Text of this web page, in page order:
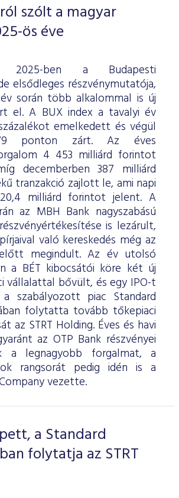
szólt a magyar
ös éve
2025-ben a Budapesti
elsődleges részvénymutatója,
során több alkalommal is új
el. A BUX index a tavalyi év
emelkedett és végül
ponton zárt. Az éves
4 453 milliárd forintot
decemberben 387 milliárd
tranzakció zajlott le, ami napi
milliárd forintot jelent. A
az MBH Bank nagyszabású
is lezárult,
való kereskedés még az
megindult. Az év utolsó
a BÉT kibocsátói köre két új
vállalattal bővült, és egy IPO-t
szabályozott piac Standard
folytatta tovább tőkepiaci
az STRT Holding. Éves és havi
az OTP Bank részvényei
a legnagyobb forgalmat, a
rangsorát pedig idén is a
vezette.
a Standard
folytatja az STRT